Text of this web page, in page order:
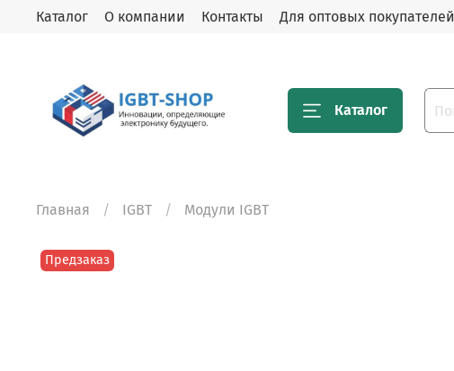
Каталог О компании Контакты Для оптовых покупателей
Каталог
Главная IGBT Модули IGBT
Предзаказ